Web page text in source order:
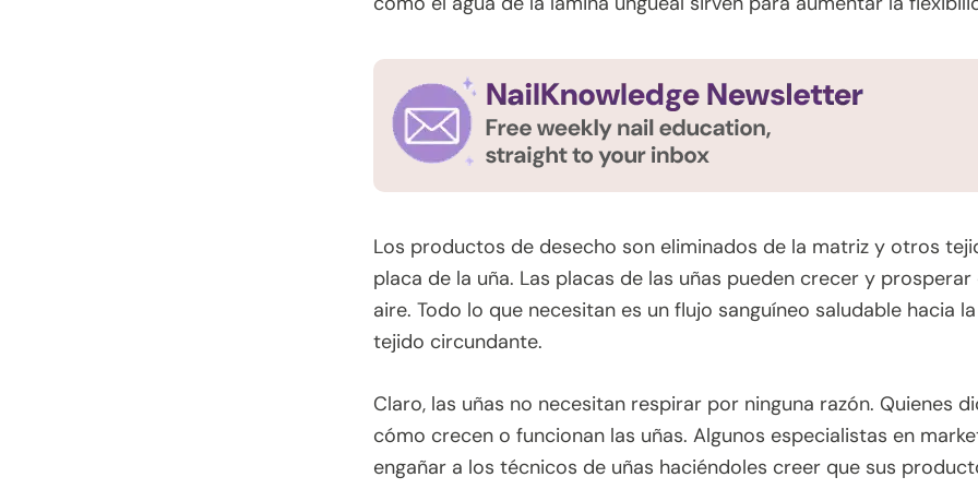
Los productos de desecho son eliminados de la matriz y otros
placa de la uña. Las placas de las uñas pueden crecer y
aire. Todo lo que necesitan es un flujo sanguíneo saludable hacia
tejido circundante.
Claro, las uñas no necesitan respirar por ninguna razón. Quienes
cómo crecen o funcionan las uñas. Algunos especialistas en
engañar a los técnicos de uñas haciéndoles creer que sus